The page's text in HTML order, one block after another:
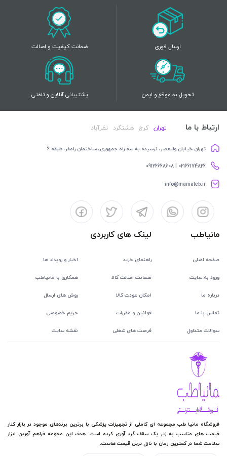
ارسال فوری ضمانت کیفیت و اصالت
تحویل به موقع و ایمن پشتیبانی آنلاین و تلفنی
ارتباط با ما تهران کرج هشتگرد نظرآباد
تهران،خیابان ولیعصر، نرسیده به سه راه جمهوری، ساختمان رامفر، طبقه 6
02166174826 | 09126668608
info@maniateb.ir
مانیاطب
صفحه اصلی
ورود به سایت
درباره ما
تماس با ما
سوالات متداول
لینک های کاربردی
راهنمای خرید اخبار و رویداد ها
ضمانت اصالت کالا همکاری با مانیاطب
امکان عودت کالا روش های ارسال
قوانین و مقررات حریم خصوصی
فرصت های شغلی نقشه سایت
فروشگاه مانیا طب مجموعه ای کاملی از تجهیزات پزشکی با برترین برندهای موجود در بازار کنار
قیمت های مناسب به زیر یک سقف گرد آوری کرده است. هدف این مجوعه فراهم آوردن ابزار
سلامت شما در کمترین زمان با نازل ترین قیمت هاست.